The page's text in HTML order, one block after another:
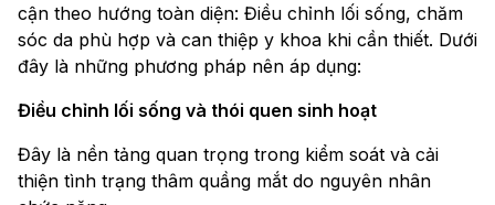
cận theo hướng toàn diện: Điều chỉnh lối sống, chăm
sóc da phù hợp và can thiệp y khoa khi cần thiết. Dưới
đây là những phương pháp nên áp dụng:
Điều chỉnh lối sống và thói quen sinh hoạt
Đây là nền tảng quan trọng trong kiểm soát và cải
thiện tình trạng thâm quầng mắt do nguyên nhân